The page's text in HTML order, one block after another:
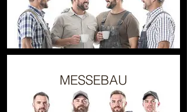
MESSEBAU